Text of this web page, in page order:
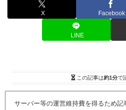
X Facebook
LINE
この記事は約1分で
サーバー等の運営維持費を得るため